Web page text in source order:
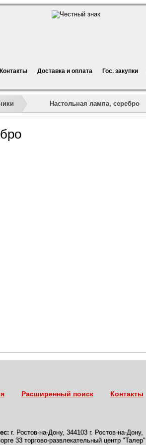
Контакты Доставка и оплата Гос. закупки
»» Настольная лампа, серебро
Расширенный поиск Контакты
г. Ростов-на-Дону, 344103 г. Ростов-на-Дону,
33 торгово-развлекательный центр "Талер"